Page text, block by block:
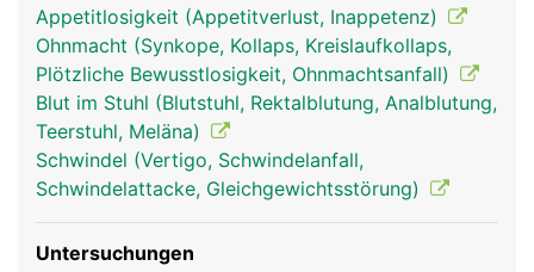
Appetitlosigkeit (Appetitverlust, Inappetenz)
Ohnmacht (Synkope, Kollaps, Kreislaufkollaps,
Plötzliche Bewusstlosigkeit, Ohnmachtsanfall)
Blut im Stuhl (Blutstuhl, Rektalblutung, Analblutung,
Teerstuhl, Meläna)
Schwindel (Vertigo, Schwindelanfall,
Schwindelattacke, Gleichgewichtsstörung)
Untersuchungen